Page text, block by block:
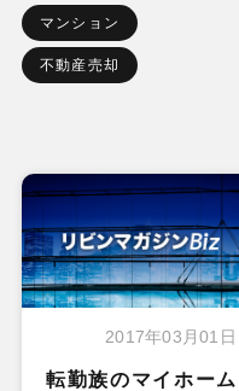
マンション
不動産売却
2017年03月01日
転勤族のマイホーム